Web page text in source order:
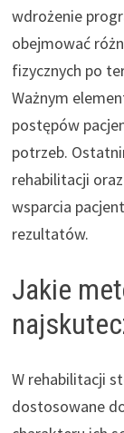
wdrożenie
obejmować
fizycznych po
Ważnym
postępów
potrzeb.
rehabilitacji
wsparcia
rezultatów.
Jakie
W rehabilitacji
dostosowane